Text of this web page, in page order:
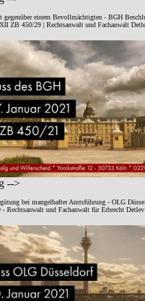
gegenüber einem Bevollmächtigten - BGH
ZB 450/29 | Rechtsanwalt und Fachanwalt
-->
bei mangelhafter Amtsführung - OLG
Rechtsanwalt und Fachanwalt für Erbrecht